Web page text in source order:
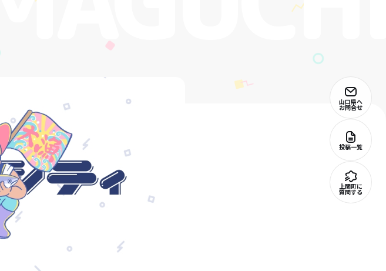
山口県へ
お問合せ
投稿一覧
上関町に
質問する